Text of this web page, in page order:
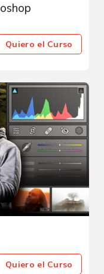
Quiero el Curso
Quiero el Curso